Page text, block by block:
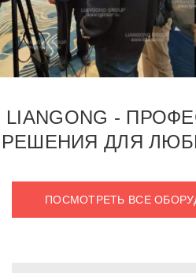
LIANGONG -
РЕШЕНИЯ ДЛЯ
ПОСМОТРЕТЬ ВСЕ